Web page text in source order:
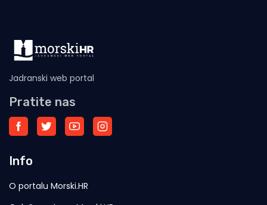
Jadranski web portal
Pratite nas
Info
O portalu Morski.HR